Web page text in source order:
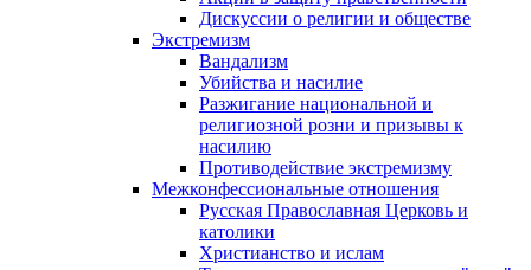
Дискуссии о религии и обществе
Экстремизм
Вандализм
Убийства и насилие
Разжигание национальной и
религиозной розни и призывы к
насилию
Противодействие экстремизму
Межконфессиональные отношения
Русская Православная Церковь и
католики
Христианство и ислам